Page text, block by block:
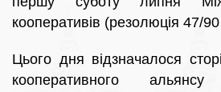
кооперативів (резолюція 47/
Цього дня відзначалося
кооперативного